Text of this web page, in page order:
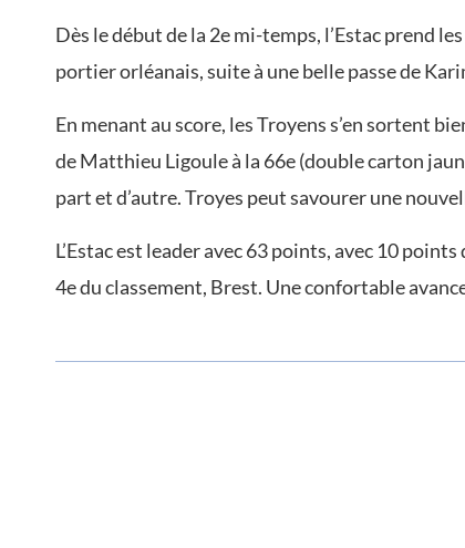
Dès le début de la 2e mi-temps, l’Estac prend
portier orléanais, suite à une belle passe de
En menant au score, les Troyens s’en sortent
de Matthieu Ligoule à la 66e (double carton
part et d’autre. Troyes peut savourer une
L’Estac est leader avec 63 points, avec 10
4e du classement, Brest. Une confortable